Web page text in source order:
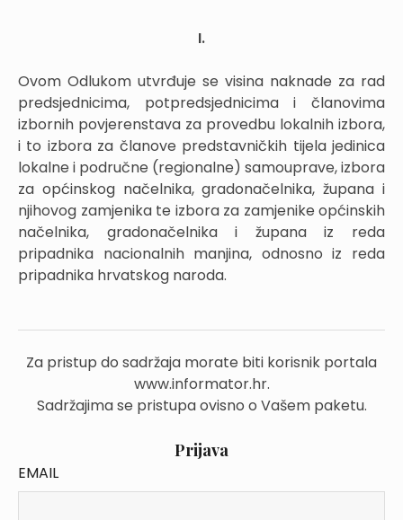
I.
Ovom Odlukom utvrđuje se visina naknade za rad
predsjednicima, potpredsjednicima i članovima
izbornih povjerenstava za provedbu lokalnih izbora,
i to izbora za članove predstavničkih tijela jedinica
lokalne i područne (regionalne) samouprave, izbora
za općinskog načelnika, gradonačelnika, župana i
njihovog zamjenika te izbora za zamjenike općinskih
načelnika, gradonačelnika i župana iz reda
pripadnika nacionalnih manjina, odnosno iz reda
pripadnika hrvatskog naroda.
Za pristup do sadržaja morate biti korisnik portala
www.informator.hr.
Sadržajima se pristupa ovisno o Vašem paketu.
Prijava
EMAIL